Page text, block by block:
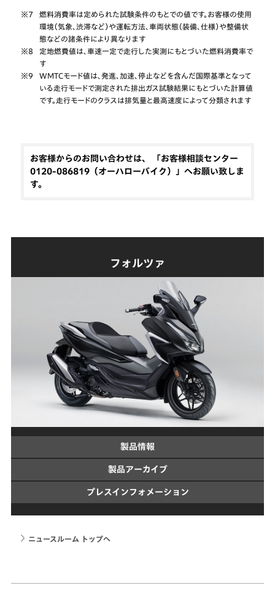
※7
燃料消費率は定められた試験条件のもとでの値です。お客様の使用
環境（気象、渋滞など）や運転方法、車両状態（装備、仕様）や整備状
態などの諸条件により異なります
※8
定地燃費値は、車速一定で走行した実測にもとづいた燃料消費率で
す
※9
WMTCモード値は、発進、加速、停止などを含んだ国際基準となって
いる走行モードで測定された排出ガス試験結果にもとづいた計算値
です。走行モードのクラスは排気量と最高速度によって分類されます
お客様からのお問い合わせは、 「お客様相談センター
0120-086819（オーハローバイク）」へお願い致しま
す。
フォルツァ
製品情報
製品アーカイブ
プレスインフォメーション
ニュースルーム トップへ